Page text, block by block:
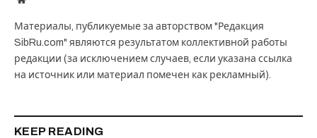
Материалы, публикуемые за авторством "Редакция
SibRu.com" являются результатом коллективной работы
редакции (за исключением случаев, если указана ссылка
на источник или материал помечен как рекламный).
KEEP READING